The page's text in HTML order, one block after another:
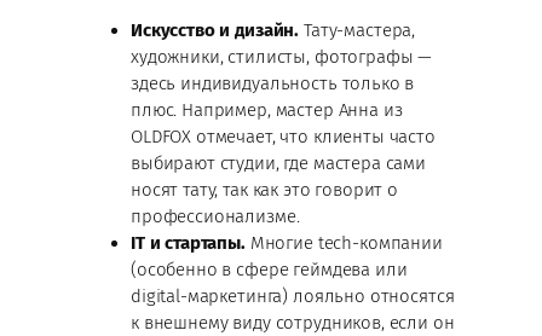
Искусство и дизайн. Тату-мастера,
художники, стилисты, фотографы —
здесь индивидуальность только в
плюс. Например, мастер Анна из
OLDFOX отмечает, что клиенты часто
выбирают студии, где мастера сами
носят тату, так как это говорит о
профессионализме.
IT и стартапы.Многие tech-компании
(особенно в сфере геймдева или
digital-маркетинга) лояльно относятся
к внешнему виду сотрудников, если он